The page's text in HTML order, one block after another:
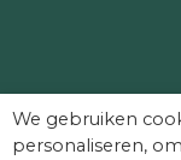
mogelijk
We gebruiken
personaliseren,